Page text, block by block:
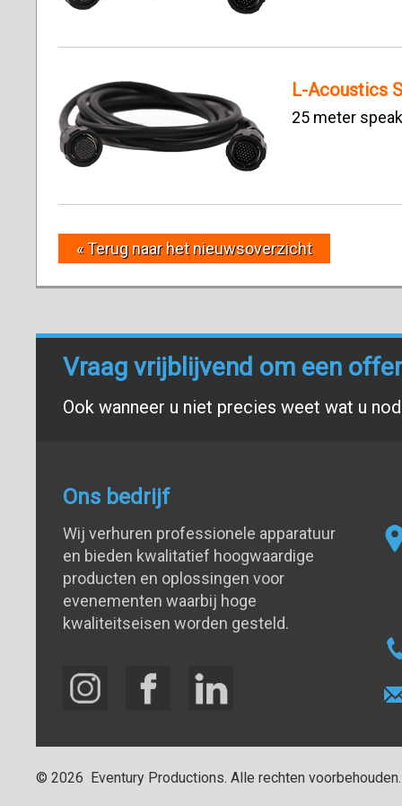
L-Acoustics
25 meter
« Terug naar het nieuwsoverzicht
Vraag vrijblijvend om een
Ook wanneer u niet precies weet wat u
Ons bedrijf
Wij verhuren professionele apparatuur
en bieden kwalitatief hoogwaardige
producten en oplossingen voor
evenementen waarbij hoge
kwaliteitseisen worden gesteld.
© 2026 Eventury Productions. Alle rechten voorbehouden.